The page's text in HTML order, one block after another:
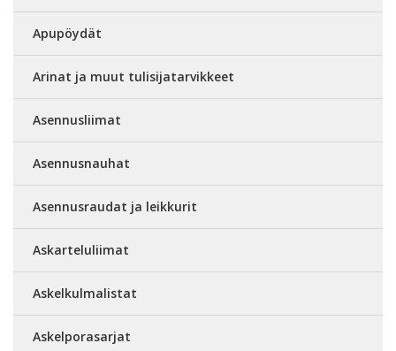
Apupöydät
Arinat ja muut tulisijatarvikkeet
Asennusliimat
Asennusnauhat
Asennusraudat ja leikkurit
Askarteluliimat
Askelkulmalistat
Askelporasarjat